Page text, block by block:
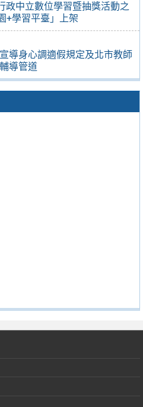
政中立數位學習暨抽獎活動之
+學習平臺」上架
導身心調適假規定及北市教師
導管道